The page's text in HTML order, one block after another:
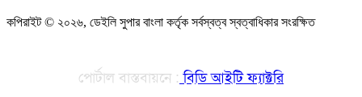
কপিরাইট © ২০২৬, ডেইলি সুপার বাংলা কর্তৃক সর্বস্বত্ব স্বত্বাধিকার সংরক্ষিত
পোর্টাল বাস্তবায়নে : বিডি আইটি ফ্যাক্টরি